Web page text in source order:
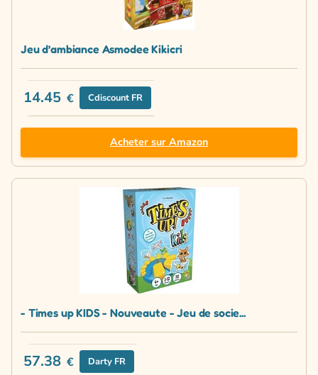
Jeu d’ambiance Asmodee Kikicri
14.45 € Cdiscount FR
Acheter sur Amazon
- Times up KIDS - Nouveaute - Jeu de socie...
57.38 € Darty FR